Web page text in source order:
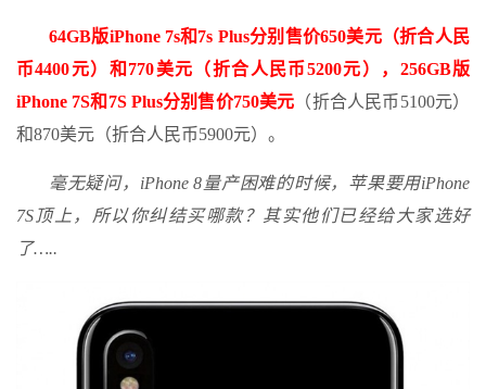
64GB版iPhone 7s和7s Plus分别售价650美元（折合人民
币4400元）和770美元（折合人民币5200元），256GB版
iPhone 7S和7S Plus分别售价750美元 （折合人民币5100元）
和870美元（折合人民币5900元）。
毫无疑问，iPhone 8量产困难的时候，苹果要用iPhone
7S顶上，所以你纠结买哪款？其实他们已经给大家选好
了…..